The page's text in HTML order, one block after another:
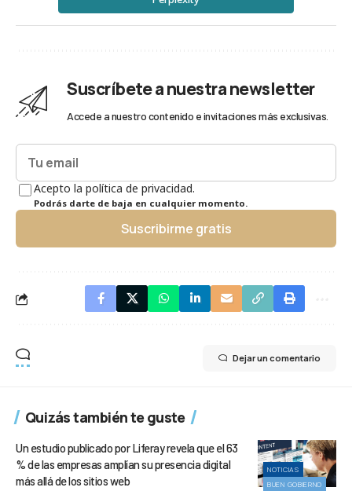
Suscríbete a nuestra newsletter
Accede a nuestro contenido e invitaciones más exclusivas.
Acepto la política de privacidad.
Podrás darte de baja en cualquier momento.
Suscribirme gratis
Dejar un comentario
Quizás también te guste
NOTICIAS
BUEN GOBIERNO
Un estudio publicado por Liferay revela que el 63
% de las empresas amplían su presencia digital
más allá de los sitios web